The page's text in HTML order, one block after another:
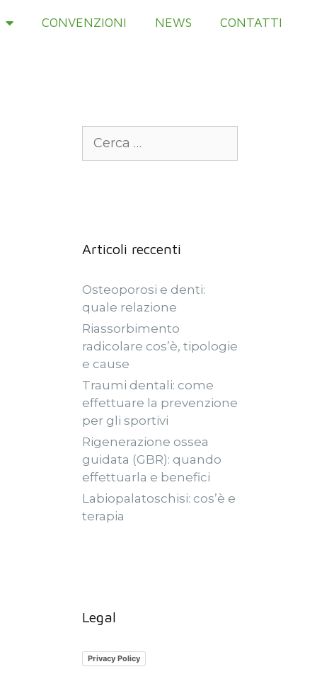
CONVENZIONI NEWS CONTATTI
Articoli reccenti
Osteoporosi e denti:
quale relazione
Riassorbimento
radicolare cos’è, tipologie
e cause
Traumi dentali: come
effettuare la prevenzione
per gli sportivi
Rigenerazione ossea
guidata (GBR): quando
effettuarla e benefici
Labiopalatoschisi: cos’è e
terapia
Legal
Privacy Policy